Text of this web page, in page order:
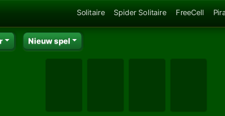
Solitaire Spider Solitaire FreeCell
Nieuw spel